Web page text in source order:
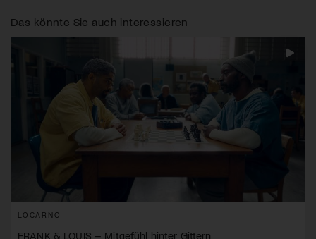
Das könnte Sie auch interessieren
LOCARNO
FRANK & LOUIS – Mitgefühl hinter Gittern